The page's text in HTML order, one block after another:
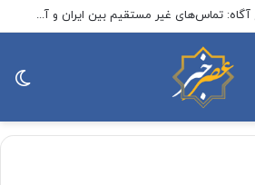
العربیه به نقل از منبع آگاه: تماس‌های غیر مستقیم بین ایران و آمریکا از طریق میانجی‌ها؛ این گفت‌و‌گو‌ها وارد مرحله نهایی شده/ تهران و مسقط بر سر خطوط کلی توافق مربوط به بازگشایی تنگه هرمز، به تفاهم رسیده‌اند